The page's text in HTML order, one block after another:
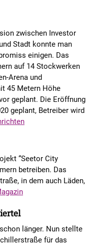
zwischen Investor
Stadt konnte man
einigen. Das
auf 14 Stockwerken
Arena und
45 Metern Höhe
geplant. Die Eröffnung
geplant, Betreiber wird
“Seetor City
betreiben. Das
in dem auch Läden,
länger. Nun stellte
für das